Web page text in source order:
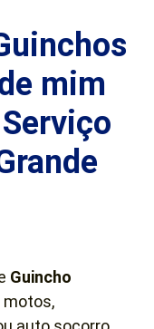
mim
Guincho
motos,